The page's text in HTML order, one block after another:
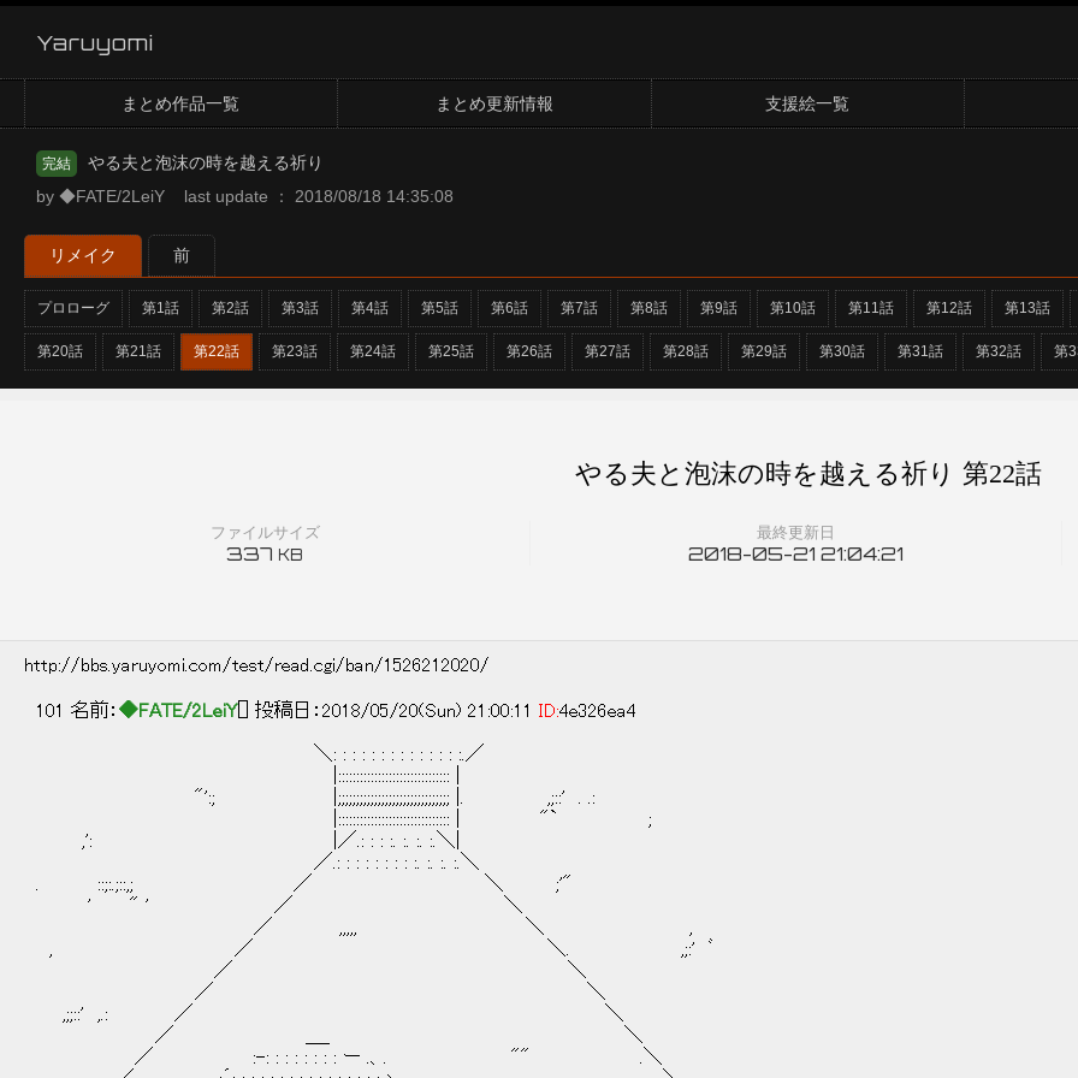
Yaruyomi
まとめ作品一覧 まとめ更新情報 支援絵一覧
完結
やる夫と泡沫の時を越える祈り
by ◆FATE/2LeiY last update ： 2018/08/18 14:35:08
リメイク 前
プロローグ 第1話 第2話 第3話 第4話 第5話 第6話 第7話 第8話 第9話 第10話 第11話 第12話 第13話
第20話 第21話 第22話 第23話 第24話 第25話 第26話 第27話 第28話 第29話 第30話 第31話 第32話 第
ファイルサイズ
337 KB
最終更新日
2018-05-21 21:04:21
やる夫と泡沫の時を越える祈り 第22話
http://bbs.yaruyomi.com/test/read.cgi/ban/1526212020/
101 名前： ◆FATE/2LeiY[] 投稿日：2018/05/20(Sun) 21:00:11 ID:4e326ea4
＼: : : : : : : : : : : : : :.／
|::::::::::::::::::::::::::::::: |
"':; |;;;;;;;;;;;;;;;;;;;;;;;;;;;;;;; |. ,;::' . .:
|::::::::::::::::::::::::::::::: | "` ;
,': |／.: : : :. :. :. :.＼|
／.: : : : : : : : :. :. :. :.＼
. ::;:.;::,; ／ ＼ ;'"
' " ' ／ ＼
／ ,,,,, ＼ ,
, ／ ＼. ,;:' ﾞ
／ ＼
／ ＼
,;;::' ,.: ／ ＼
／ ＿_ ＼
／ :-: : : : : : : : ー .、. "" .＼